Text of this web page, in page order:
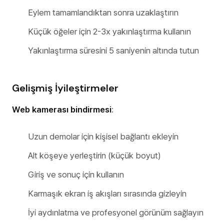
Eylem tamamlandıktan sonra uzaklaştırın
Küçük öğeler için 2-3x yakınlaştırma kullanın
Yakınlaştırma süresini 5 saniyenin altında tutun
Gelişmiş İyileştirmeler
Web kamerası bindirmesi:
Uzun demolar için kişisel bağlantı ekleyin
Alt köşeye yerleştirin (küçük boyut)
Giriş ve sonuç için kullanın
Karmaşık ekran iş akışları sırasında gizleyin
İyi aydınlatma ve profesyonel görünüm sağlayın